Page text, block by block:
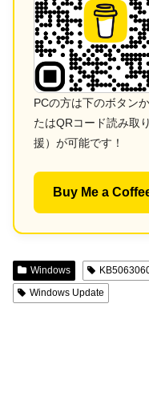
PCの方は下のボタン
たはQRコード読み取
援）が可能です！
Buy Me a
Windows
Windows Update